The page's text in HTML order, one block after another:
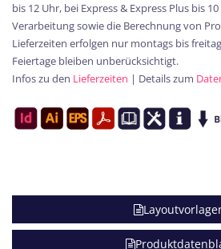
bis 12 Uhr, bei Express & Express Plus bis
Verarbeitung sowie die Berechnung von
Lieferzeiten erfolgen nur montags bis
Feiertage bleiben unberücksichtigt.
Infos zu den Lieferzeiten | Details zum